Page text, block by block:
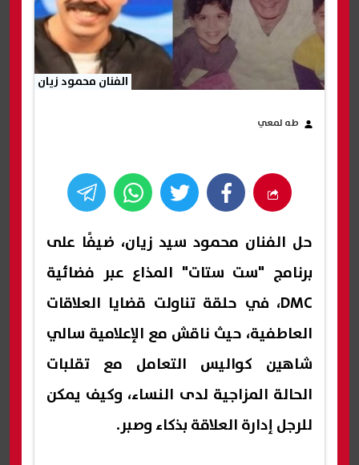
الفنان محمود زيان
طه لمعي
حل الفنان محمود سيد زيان، ضيفًا على
برنامج "ست ستات" المذاع عبر فضائية
DMC، في حلقة تناولت قضايا العلاقات
العاطفية، حيث ناقش مع الإعلامية سالي
شاهين كواليس التعامل مع تقلبات
الحالة المزاجية لدى النساء، وكيف يمكن
للرجل إدارة العلاقة بذكاء وصبر.